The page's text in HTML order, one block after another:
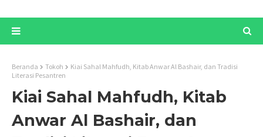
Beranda Tokoh
Kiai Sahal Mahfudh, Kitab Anwar Al Bashair, dan Tradisi
Literasi Pesantren
Kiai Sahal Mahfudh, Kitab
Anwar Al Bashair, dan